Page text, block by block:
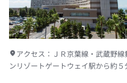
アクセス： ＪＲ京葉線・武蔵野
ンリゾートゲートウェイ駅から約